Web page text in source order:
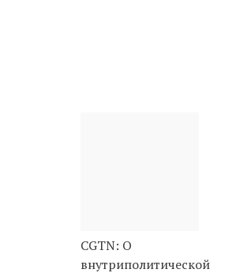
CGTN: О
внутриполитической